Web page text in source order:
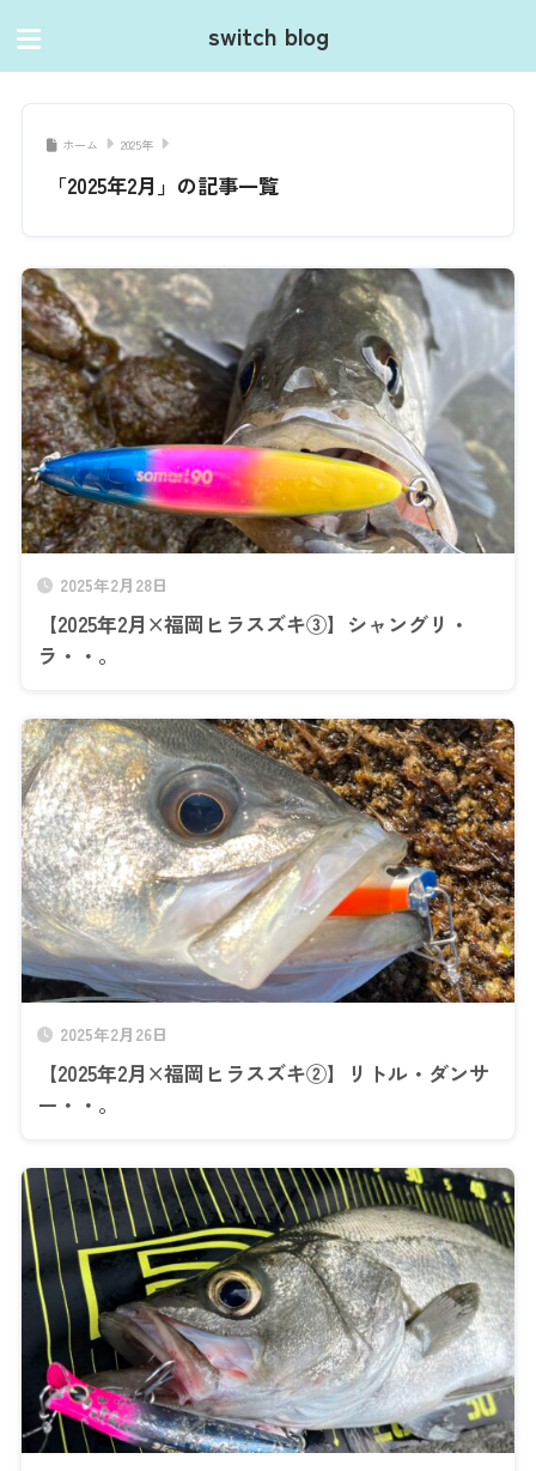
switch blog
ホーム 2025年
「2025年2月」の記事一覧
2025年2月28日
【2025年2月×福岡ヒラスズキ③】シャングリ・
ラ・・。
2025年2月26日
【2025年2月×福岡ヒラスズキ②】リトル・ダンサ
ー・・。